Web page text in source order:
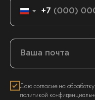
+7
Даю согласие на
политикой